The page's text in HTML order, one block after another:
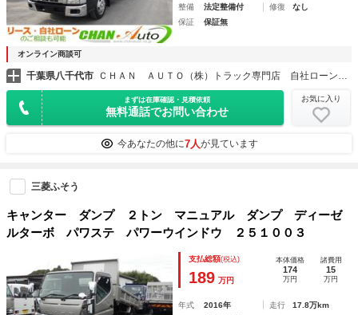
整備
法定整備付 修復
なし
保証
保証無
オンライン商談可
千葉県八千代市 ＣＨＡＮ ＡＵＴＯ（株）トラック専門店 自社ローン・自社リース・レンタカー
まずは在庫確認・見積依頼
無料通話でお問い合わせ
お気に入り
今あなたの他に7人が見ています
三菱ふそう
キャンター ダンプ ２トン マニュアル ダンプ ディーゼ
ルターボ パワステ パワーウインドウ ２５１００３
支払総額(税込)
189 万円
本体価格
174
万円
諸費用
15
万円
年式 2016年 走行
17.8万km